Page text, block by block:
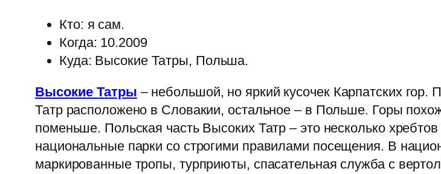
Кто: я сам.
Когда: 10.2009
Куда: Высокие Татры, Польша.
Высокие Татры – небольшой, но яркий кусочек Карпатских
Татр расположено в Словакии, остальное – в Польше. Горы
поменьше. Польская часть Высоких Татр – это несколько
национальные парки со строгими правилами посещения. В
маркированные тропы, турприюты, спасательная служба с